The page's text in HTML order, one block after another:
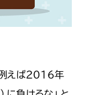
例えば2016年